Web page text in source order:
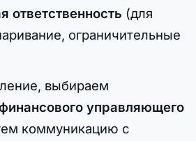
ответственность (для
ограничительные
выбираем
управляющего
коммуникацию с